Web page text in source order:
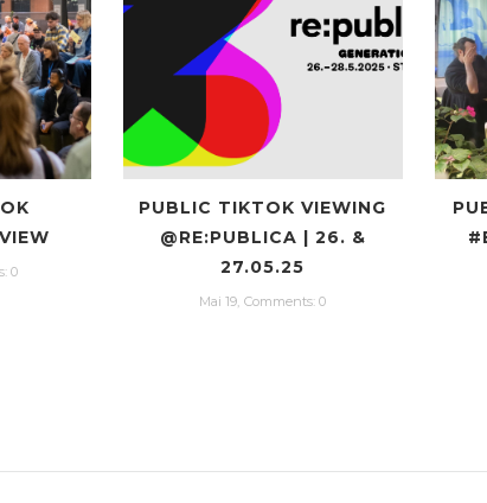
0
PUBLIC TIKTOK VIEWING
@RE:PUBLICA | 26. &
27.05.25
Mai 19, Сomments: 0